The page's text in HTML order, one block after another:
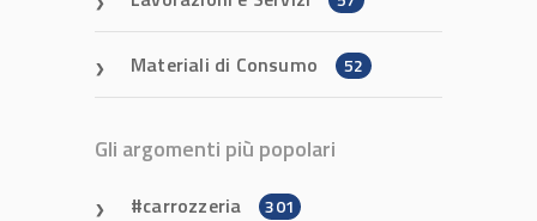
Materiali di Consumo 52
Gli argomenti più popolari
carrozzeria 301